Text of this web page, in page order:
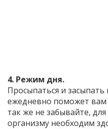
4. Режим дня.
Просыпаться и
ежедневно поможет вам
так же не забывайте,
организму необходим